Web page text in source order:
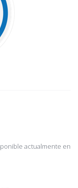
actualmente en